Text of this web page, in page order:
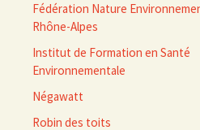
Fédération Nature
Rhône-Alpes
Institut de Formation en Santé
Environnementale
Négawatt
Robin des toits